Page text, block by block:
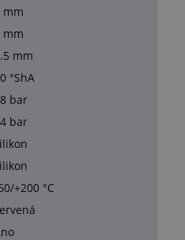
mm
mm
mm
°ShA
bar
bar
+200 °C